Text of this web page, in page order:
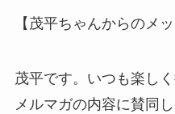
【茂平ちゃんからのメッ
茂平です。いつも楽し
メルマガの内容に賛同